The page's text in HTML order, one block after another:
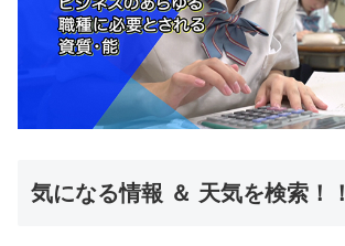
気になる情報 ＆ 天気を検索！！